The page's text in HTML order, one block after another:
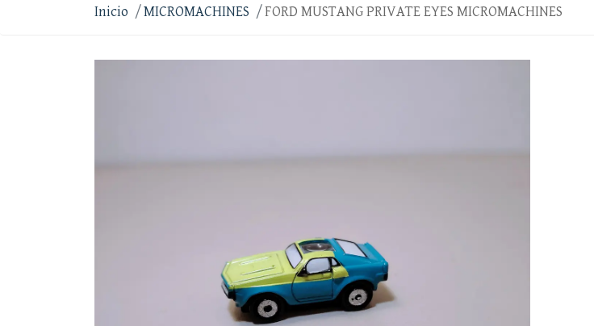
Inicio MICROMACHINES FORD MUSTANG PRIVATE EYES MICROMACHINES